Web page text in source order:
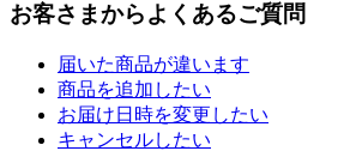
お客さまからよくあるご質問
届いた商品が違います
商品を追加したい
お届け日時を変更したい
キャンセルしたい